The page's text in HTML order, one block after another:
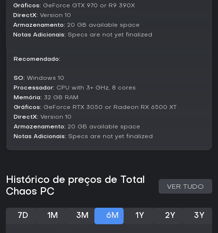
relatos de problemas de performance em consoles como
PS5.
Disponível no PC, PS5, Xbox Series X|S e Game Pass, o jogo
itens e profundidade psicológica, no estilo das influências
envolvente que compensa o tempo investido, especialmente
Gráficos: GeForce GTX 970 or R9 390X
DirectX: Version 10
Armazenamento: 20 GB available space
Notas Adicionais: Specs are not yet finalized
Recomendado:
SO: Windows 10
Processador: CPU with 3+ GHz, 8 cores
Memória: 32 GB RAM
Gráficos: GeForce RTX 3050 or Radeon RX 6500 XT
DirectX: Version 10
Armazenamento: 20 GB available space
Notas Adicionais: Specs are not yet finalized
Histórico de preços de Total
Chaos PC
VER TUDO
7D 1M 3M 6M 1Y 2Y 3Y